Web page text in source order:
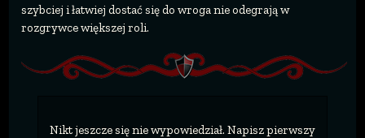
szybciej i łatwiej dostać się do wroga nie odegrają w
rozgrywce większej roli.
Nikt jeszcze się nie wypowiedział. Napisz pierwszy